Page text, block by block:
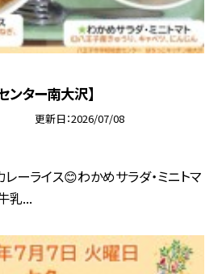
ター南大沢】
更新日 2026/07/08
ーライス😊わかめサラダ・ミニトマ
乳...